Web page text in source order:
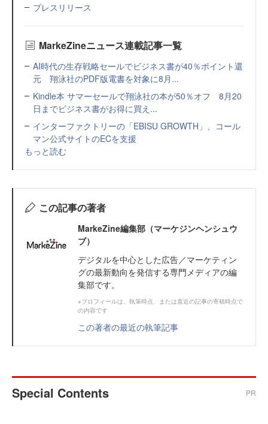
プレスリリース
MarkeZineニュース連載記事一覧
AI時代の生存戦略セールでビジネス書が40％ポイント還
元 翔泳社のPDF版電書を対象に8月...
Kindle本 サマーセールで翔泳社の本が50％オフ 8月20
日までビジネス書がお得に買え...
インターファクトリーの「EBISU GROWTH」、コール
マン公式サイトのECを支援
もっと読む
この記事の著者
MarkeZine編集部（マーケジンヘンシュウ
ブ）
デジタルを中心とした広告／マーケティン
グの最新動向を発信する専門メディアの編
集部です。
※プロフィールは、執筆時点、または直近の記事の寄稿時点で
の内容です
この著者の最近の執筆記事
Special Contents PR